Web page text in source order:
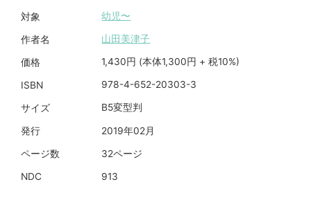
対象 幼児〜
作者名 山田美津子
価格 1,430円 (本体1,300円 + 税10%)
ISBN 978-4-652-20303-3
サイズ B5変型判
発行 2019年02月
ページ数 32ページ
NDC 913